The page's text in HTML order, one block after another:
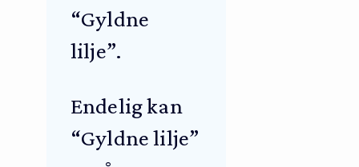
“Gyldne
lilje”.
Endelig kan
“Gyldne lilje”